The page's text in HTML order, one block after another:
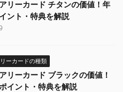
リーカード チタンの価値！年
ント・特典を解説
ーカードの種類
リーカード ブラックの価値！
イント・特典を解説